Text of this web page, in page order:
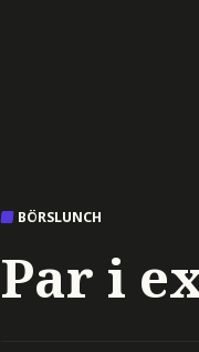
BÖRSLUNCH
Par i